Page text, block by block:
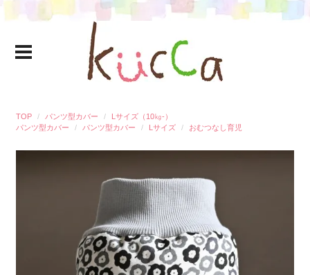
TOP パンツ型カバー
Lサイズ（10㎏-）
パンツ型カバー
パンツ型カバー Lサイズ おむつなし育児